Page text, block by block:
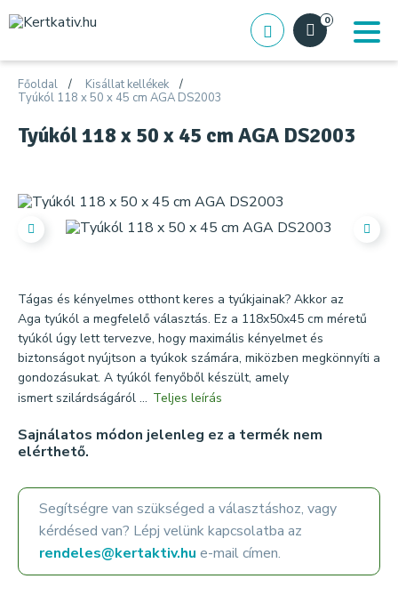
0
Főoldal
Kisállat kellékek
Tyúkól 118 x 50 x 45 cm AGA DS2003
Tyúkól 118 x 50 x 45 cm AGA DS2003
Tágas és kényelmes otthont keres a tyúkjainak? Akkor az
Aga tyúkól a megfelelő választás. Ez a 118x50x45 cm méretű
tyúkól úgy lett tervezve, hogy maximális kényelmet és
biztonságot nyújtson a tyúkok számára, miközben megkönnyíti a
gondozásukat. A tyúkól fenyőből készült, amely
ismert szilárdságáról ... Teljes leírás
Sajnálatos módon jelenleg ez a termék nem
elérthető.
Segítségre van szükséged a választáshoz, vagy
kérdésed van? Lépj velünk kapcsolatba az
rendeles@kertaktiv.hu e-mail címen.